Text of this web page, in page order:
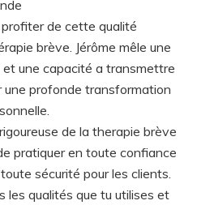
pratiquer en toute confiance
sécurité pour les clients.
les qualités que tu utilises et
avec intégrité à la
breve.
des madeleines.